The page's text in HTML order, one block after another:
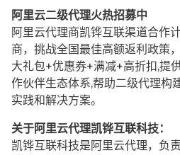
阿里云二级代理火热招募中
阿里云代理商凯铧互联渠道合作
商，挑战全国最佳高额返利政策
大礼包+优惠券+满减+高折扣,提
作伙伴生态体系,帮助二级代理构
实践和解决方案。
关于阿里云代理凯铧互联科技：
凯铧互联科技是阿里云代理，负